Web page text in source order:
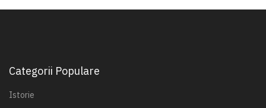
Categorii Populare
Istorie